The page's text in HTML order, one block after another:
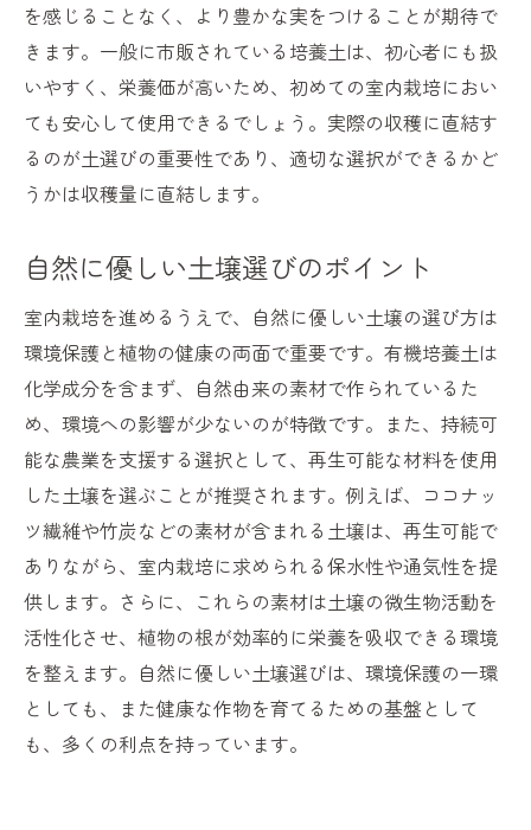
を感じることなく、より豊かな実をつけることが期待で
きます。一般に市販されている培養土は、初心者にも扱
いやすく、栄養価が高いため、初めての室内栽培におい
ても安心して使用できるでしょう。実際の収穫に直結す
るのが土選びの重要性であり、適切な選択ができるかど
うかは収穫量に直結します。
自然に優しい土壌選びのポイント
室内栽培を進めるうえで、自然に優しい土壌の選び方は
環境保護と植物の健康の両面で重要です。有機培養土は
化学成分を含まず、自然由来の素材で作られているた
め、環境への影響が少ないのが特徴です。また、持続可
能な農業を支援する選択として、再生可能な材料を使用
した土壌を選ぶことが推奨されます。例えば、ココナッ
ツ繊維や竹炭などの素材が含まれる土壌は、再生可能で
ありながら、室内栽培に求められる保水性や通気性を提
供します。さらに、これらの素材は土壌の微生物活動を
活性化させ、植物の根が効率的に栄養を吸収できる環境
を整えます。自然に優しい土壌選びは、環境保護の一環
としても、また健康な作物を育てるための基盤として
も、多くの利点を持っています。